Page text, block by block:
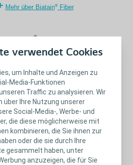
verwendet Cookies
um Inhalte und Anzeigen zu
Media-Funktionen
Traffic zu analysieren. Wir
über Ihre Nutzung unserer
Social-Media-, Werbe- und
die diese möglicherweise mit
kombinieren, die Sie ihnen zur
oder die sie durch Ihre
gesammelt haben, unter
anzuzeigen, die für Sie
Mehr über Biatain®Fiber
®
®Gel
Mehr über Purilon